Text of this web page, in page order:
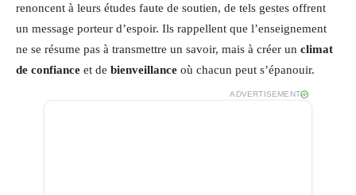
renoncent à leurs études faute de soutien, de tels gestes offrent
un message porteur d’espoir. Ils rappellent que l’enseignement
ne se résume pas à transmettre un savoir, mais à créer un climat
de confiance et de bienveillance où chacun peut s’épanouir.
ADVERTISEMENT